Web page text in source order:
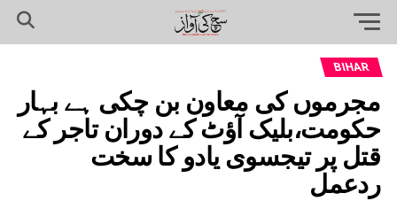
BIHAR
مجرموں کی معاون بن چکی ہے بہار
حکومت،بلیک آؤٹ کے دوران تاجر کے
قتل پر تیجسوی یادو کا سخت
ردعمل